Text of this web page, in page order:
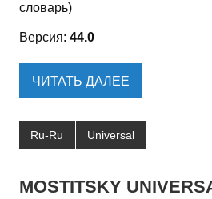
словарь)
Версия: 44.0
ЧИТАТЬ ДАЛЕЕ
Ru-Ru Universal
MOSTITSKY